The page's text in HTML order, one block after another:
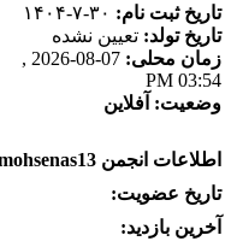
تاریخ ثبت نام: ۳۰-۷-۱۴۰۴
تاریخ تولد: تعیین نشده
زمان محلی:
07-08-2026 ,
03:54 PM
وضعیت: آفلاین
اطلاعات انجمن mohsenas13
تاریخ عضویت:
آخرین بازدید: